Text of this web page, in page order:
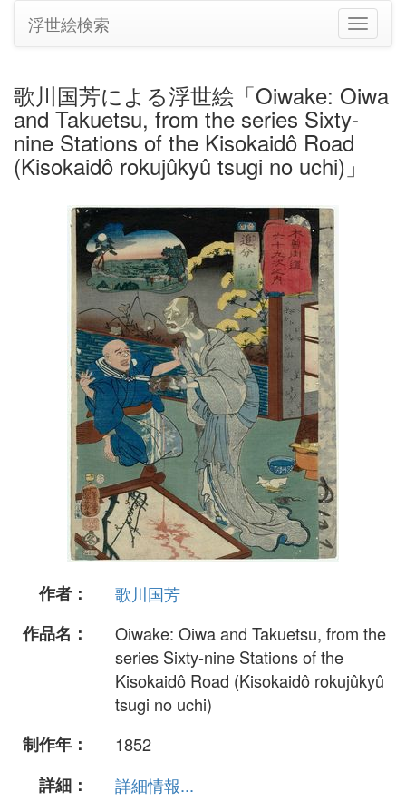
ナ
ビ
シ
ョ
浮世絵検索
歌川国芳による浮世絵「Oiwake: Oiwa
and Takuetsu, from the series Sixty-
nine Stations of the Kisokaidô Road
(Kisokaidô rokujûkyû tsugi no uchi)」
作者：
歌川国芳
作品名：
Oiwake: Oiwa and Takuetsu, from the
series Sixty-nine Stations of the
Kisokaidô Road (Kisokaidô rokujûkyû
tsugi no uchi)
制作年：
1852
詳細：
詳細情報...